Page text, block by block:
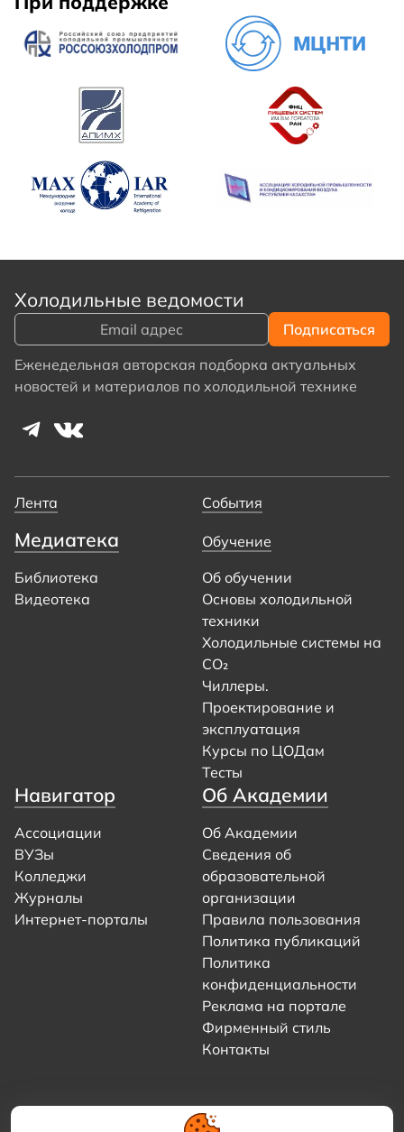
Холодильные ведомости
Еженедельная авторская подборка актуальных
новостей и материалов по холодильной технике
Лента События
Медиатека
Библиотека
Видеотека
Обучение
Об обучении
Основы холодильной
техники
Холодильные системы на
CO₂
Чиллеры.
Проектирование и
эксплуатация
Курсы по ЦОДам
Тесты
Навигатор
Ассоциации
ВУЗы
Колледжи
Журналы
Интернет-порталы
Об Академии
Об Академии
Сведения об
образовательной
организации
Правила пользования
Политика публикаций
Политика
конфиденциальности
Реклама на портале
Фирменный стиль
Контакты